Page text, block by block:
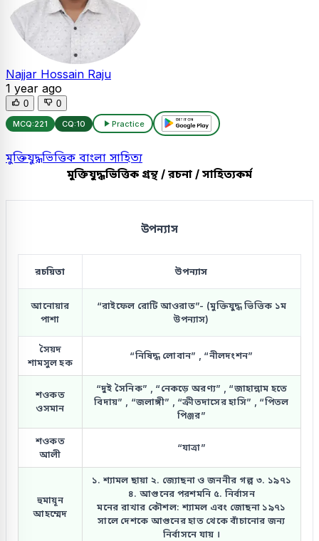
Najjar Hossain Raju
1 year ago
0 0
MCQ:221 CQ:10 Practice
মুক্তিযুদ্ধভিত্তিক বাংলা সাহিত্য
মুক্তিযুদ্ধভিত্তিক গ্রন্থ / রচনা / সাহিত্যকর্ম
উপন্যাস
রচয়িতা উপন্যাস
আনোয়ার
পাশা
“রাইফেল রোটি আওরাত”- (মুক্তিযুদ্ধ ভিত্তিক ১ম
উপন্যাস)
সৈয়দ
শামসুল হক
“নিষিদ্ধ লোবান” , “নীলদংশন”
শওকত
ওসমান
“দুই সৈনিক” , “নেকড়ে অরণ্য” , “জাহান্নাম হতে
বিদায়” , “জলাঙ্গী” , “ক্রীতদাসের হাসি” , “পিতল
পিঞ্জর”
শওকত
আলী
“যাত্রা”
হুমায়ূন
আহম্মেদ
১. শ্যামল ছায়া ২. জ্যোছনা ও জননীর গল্প ৩. ১৯৭১
৪. আগুনের পরশমনি ৫. নির্বাসন
মনের রাখার কৌশল: শ্যামল এবং জোছনা ১৯৭১
সালে দেশকে আগুনের হাত থেকে বাঁচানোর জন্য
নির্বাসনে যায় ।